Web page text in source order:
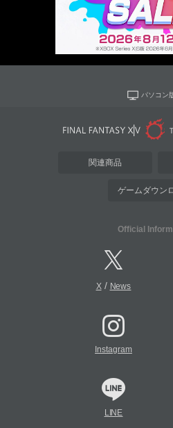
パソコン
関連商品
ゲームダウン
Official
X/ News
Instagram
LINE